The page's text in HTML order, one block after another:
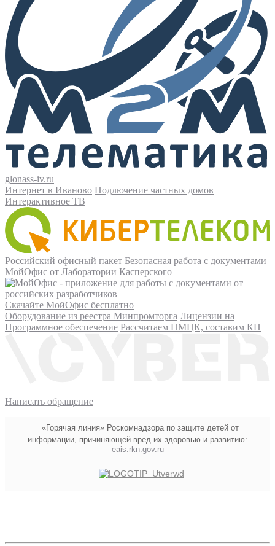
glonass-iv.ru
Интернет в Иваново Подлючение частных домов
Интерактивное ТВ
Российский офисный пакет Безопасная работа с документами
МойОфис от Лаборатории Касперского
Скачайте МойОфис бесплатно
Оборудование из реестра Минпромторга Лицензии на
Программное обеспечение Рассчитаем НМЦК, составим КП
Написать обращение
«Горячая линия» Роскомнадзора по защите детей от
информации, причиняющей вред их здоровью и развитию:
eais.rkn.gov.ru